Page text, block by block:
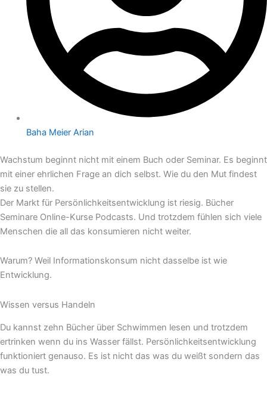
Baha Meier Arian
Wachstum beginnt nicht mit einem Buch oder Seminar. Es beginnt
mit einer ehrlichen Frage an dich selbst. Wie du den Mut findest
sie zu stellen.
Der Markt für Persönlichkeitsentwicklung ist riesig. Bücher
Seminare Online-Kurse Podcasts. Und trotzdem fühlen sich viele
Menschen die all das konsumieren nicht weiter.
Warum? Weil Informationskonsum nicht dasselbe ist wie
Entwicklung.
Wissen versus Handeln
Du kannst zehn Bücher über Schwimmen lesen und trotzdem
ertrinken wenn du ins Wasser fällst. Persönlichkeitsentwicklung
funktioniert genauso. Es ist nicht das was du weißt sondern das
was du tust.